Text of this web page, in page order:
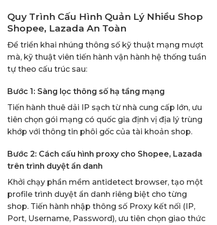
Quy Trình Cấu Hình Quản Lý Nhiều Shop
Shopee, Lazada An Toàn
Để triển khai nhúng thông số kỹ thuật mạng mượt
mà, kỹ thuật viên tiến hành vận hành hệ thống tuần
tự theo cấu trúc sau:
Bước 1: Sàng lọc thông số hạ tầng mạng
Tiến hành thuê dải IP sạch từ nhà cung cấp lớn, ưu
tiên chọn gói mạng có quốc gia định vị địa lý trùng
khớp với thông tin phôi gốc của tài khoản shop.
Bước 2: Cách cấu hình proxy cho Shopee, Lazada
trên trình duyệt ẩn danh
Khởi chạy phần mềm antidetect browser, tạo một
profile trình duyệt ẩn danh riêng biệt cho từng
shop. Tiến hành nhập thông số Proxy kết nối (IP,
Port, Username, Password), ưu tiên chọn giao thức